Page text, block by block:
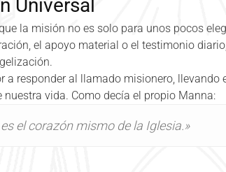
Universal
la misión no es solo para unos pocos
el apoyo material o el testimonio
a responder al llamado misionero, llevando
vida. Como decía el propio Manna:
el corazón mismo de la Iglesia.»